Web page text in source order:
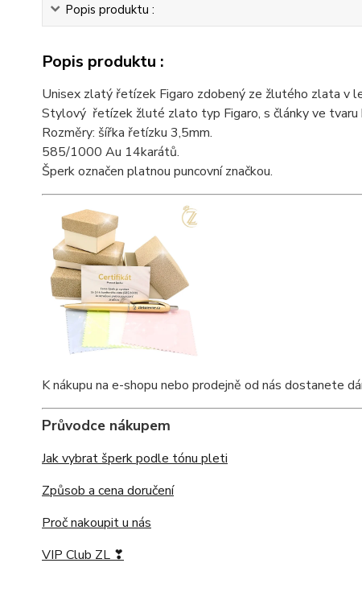
Popis produktu :
Popis produktu :
Unisex zlatý řetízek Figaro zdobený ze žlutého zlata v
Stylový řetízek žluté zlato typ Figaro, s články ve tvaru
Rozměry: šířka řetízku 3,5mm.
585/1000 Au 14karátů.
Šperk označen platnou puncovní značkou.
K nákupu na e-shopu nebo prodejně od nás dostanete
Průvodce nákupem
Jak vybrat šperk podle tónu pleti
Způsob a cena doručení
Proč nakoupit u nás
VIP Club ZL ❣